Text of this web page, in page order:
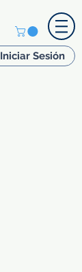
Iniciar Sesión